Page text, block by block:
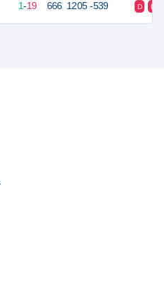
1-19 666 1205 -539 D D